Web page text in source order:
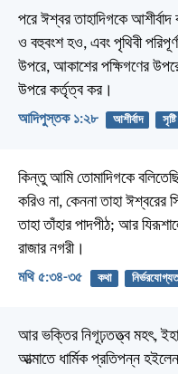
পরে ঈশ্বর তাহাদিগকে
ও বহুবংশ হও, এবং পৃথিবী
উপরে, আকাশের পক্ষিগণের
উপরে কর্তৃত্ব কর।
আদিপুস্তক ১:২৮ আশীর্বাদ সৃষ্টি
কিন্তু আমি তোমাদিগকে
করিও না, কেননা তাহা ঈশ্বরের
তাহা তাঁহার পাদপীঠ; আর
রাজার নগরী।
মথি ৫:৩৪-৩৫ কথা
আর ভক্তির নিগূঢ়তত্ত্ব মহৎ,
আত্মাতে ধার্মিক প্রতিপন্ন